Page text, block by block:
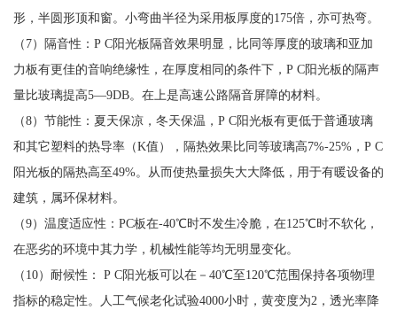
形，半圆形顶和窗。小弯曲半径为采用板厚度的175倍，亦可热弯。
（7）隔音性：P C阳光板隔音效果明显，比同等厚度的玻璃和亚加
力板有更佳的音响绝缘性，在厚度相同的条件下，P C阳光板的隔声
量比玻璃提高5—9DB。在上是高速公路隔音屏障的材料。
（8）节能性：夏天保凉，冬天保温，P C阳光板有更低于普通玻璃
和其它塑料的热导率（K值），隔热效果比同等玻璃高7%-25%，P C
阳光板的隔热高至49%。从而使热量损失大大降低，用于有暖设备的
建筑，属环保材料。
（9）温度适应性：PC板在-40℃时不发生冷脆，在125℃时不软化，
在恶劣的环境中其力学，机械性能等均无明显变化。
（10）耐候性： P C阳光板可以在－40℃至120℃范围保持各项物理
指标的稳定性。人工气候老化试验4000小时，黄变度为2，透光率降